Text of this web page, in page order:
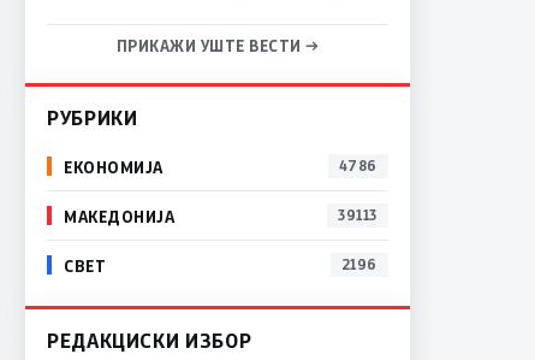
ПРИКАЖИ УШТЕ ВЕСТИ →
РУБРИКИ
ЕКОНОМИЈА 4786
МАКЕДОНИЈА 39113
СВЕТ 2196
РЕДАКЦИСКИ ИЗБОР